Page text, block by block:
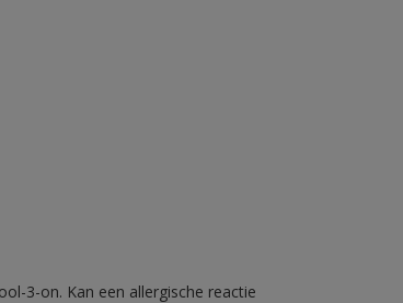
3-on. Kan een allergische reactie